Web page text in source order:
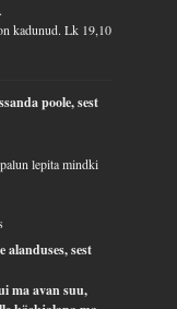
kadunud.Lk 19,10
poole, sest
lepita mindki
alanduses, sest
ma avan suu,